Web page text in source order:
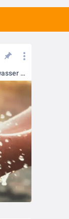
Fachkundige Beratung zum Regenwasser filtern 👥